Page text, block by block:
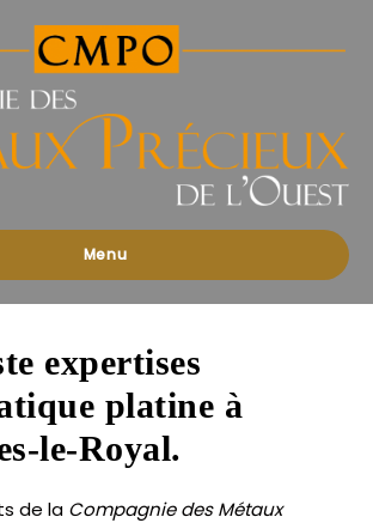
Menu
expertises
platine à
le-Royal.
de la Compagnie des Métaux